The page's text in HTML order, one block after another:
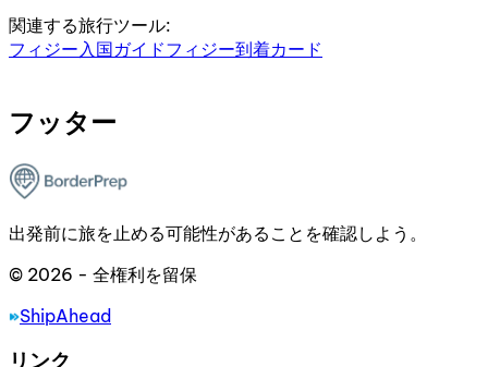
関連する旅行ツール:
フィジー入国ガイドフィジー到着カード
フッター
出発前に旅を止める可能性があることを確認しよう。
© 2026 - 全権利を留保
ShipAhead
リンク